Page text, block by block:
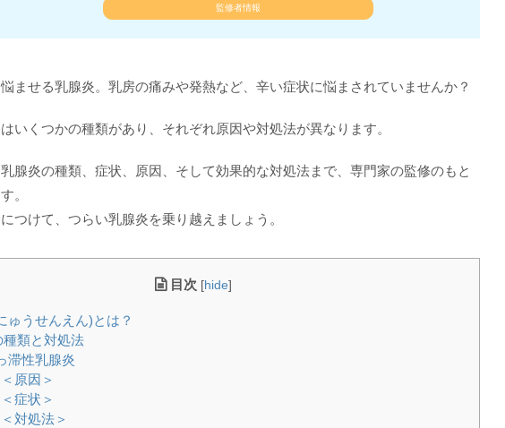
監修者情報
ませる乳腺炎。乳房の痛みや発熱など、辛い症状に悩まされていませんか？
いくつかの種類があり、それぞれ原因や対処法が異なります。
腺炎の種類、症状、原因、そして効果的な対処法まで、専門家の監修のもと
。
つけて、つらい乳腺炎を乗り越えましょう。
目次 [hide]
ゅうせんえん)とは？
種類と対処法
滞性乳腺炎
＜原因＞
＜症状＞
＜対処法＞